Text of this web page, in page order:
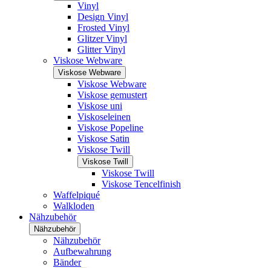
Vinyl
Design Vinyl
Frosted Vinyl
Glitzer Vinyl
Glitter Vinyl
Viskose Webware
Viskose Webware
Viskose Webware
Viskose gemustert
Viskose uni
Viskoseleinen
Viskose Popeline
Viskose Satin
Viskose Twill
Viskose Twill
Viskose Twill
Viskose Tencelfinish
Waffelpiqué
Walkloden
Nähzubehör
Nähzubehör
Nähzubehör
Aufbewahrung
Bänder